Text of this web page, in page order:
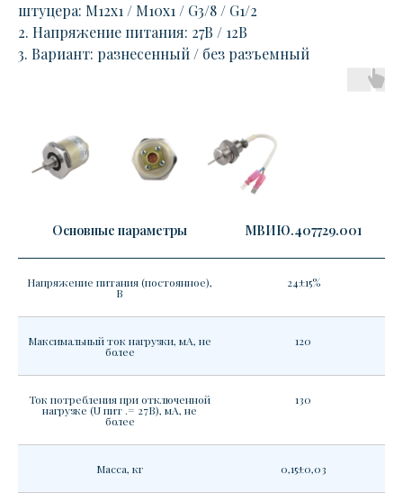
штуцера: М12х1 / М10х1 / G3/8 / G1/2
2. Напряжение питания: 27В / 12В
3. Вариант: разнесенный / без разъемный
Основные параметры МВИЮ.407729.001
Напряжение питания (постоянное),
В
24±15%
Максимальный ток нагрузки, мА, не
более
120
Ток потребления при отключенной
нагрузке (U пит .= 27В), мА, не
более
130
Масса, кг 0,15±0,03